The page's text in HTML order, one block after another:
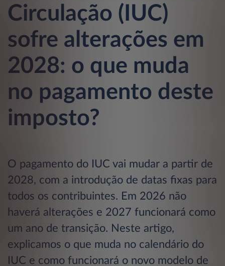
Circulação (IUC)
sofre alterações em
2028: o que muda
no pagamento deste
imposto?
O pagamento do IUC vai mudar a partir de
2028, com a introdução de datas fixas para
todos os contribuintes. Em 2026 não
haverá alterações e 2027 funcionará como
um ano de transição. Neste artigo,
explicamos o que muda no calendário do
IUC e como funcionará o novo modelo de